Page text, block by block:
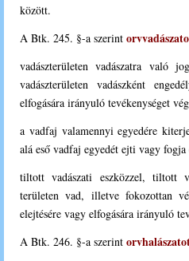
között.
A Btk. 245. §-a szerint
vadászterületen vadászatra való
vadászterületen vadászként
elfogására irányuló tevékenységet
a vadfaj valamennyi egyedére
alá eső vadfaj egyedét ejti vagy fogja
tiltott vadászati eszközzel, tiltott
területen vad, illetve fokozottan
elejtésére vagy elfogására irányuló
A Btk. 246. §-a szerint